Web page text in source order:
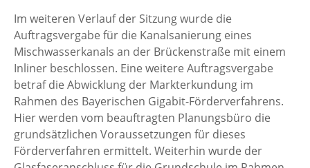
Im weiteren Verlauf der Sitzung wurde die
Auftragsvergabe für die Kanalsanierung eines
Mischwasserkanals an der Brückenstraße mit einem
Inliner beschlossen. Eine weitere Auftragsvergabe
betraf die Abwicklung der Markterkundung im
Rahmen des Bayerischen Gigabit-Förderverfahrens.
Hier werden vom beauftragten Planungsbüro die
grundsätzlichen Voraussetzungen für dieses
Förderverfahren ermittelt. Weiterhin wurde der